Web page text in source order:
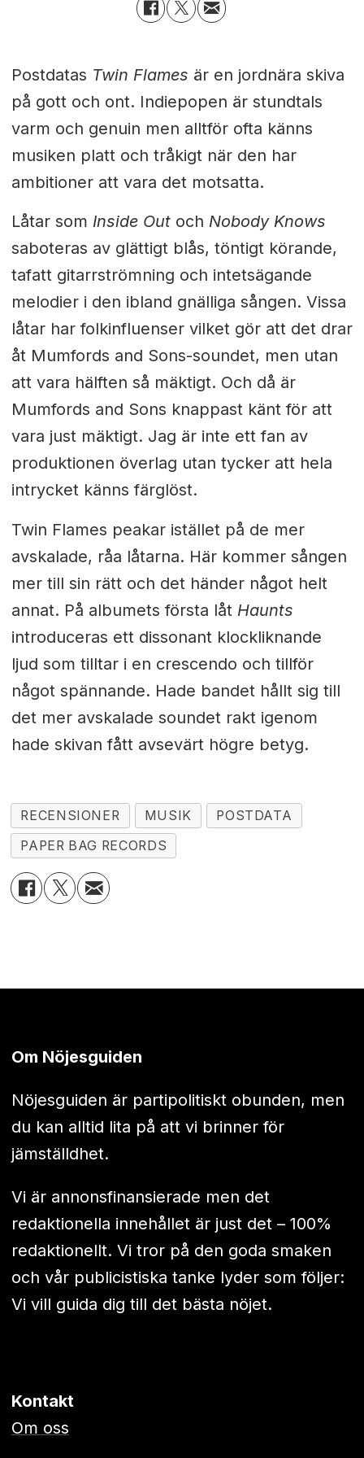
Postdatas Twin Flames är en jordnära skiva
på gott och ont. Indiepopen är stundtals
varm och genuin men alltför ofta känns
musiken platt och tråkigt när den har
ambitioner att vara det motsatta.
Låtar som Inside Outoch Nobody Knows
saboteras av glättigt blås, töntigt körande,
tafatt gitarrströmning och intetsägande
melodier i den ibland gnälliga sången. Vissa
låtar har folkinfluenser vilket gör att det drar
åt Mumfords and Sons-soundet, men utan
att vara hälften så mäktigt. Och då är
Mumfords and Sons knappast känt för att
vara just mäktigt. Jag är inte ett fan av
produktionen överlag utan tycker att hela
intrycket känns färglöst.
Twin Flames peakar istället på de mer
avskalade, råa låtarna. Här kommer sången
mer till sin rätt och det händer något helt
annat. På albumets första låt Haunts
introduceras ett dissonant klockliknande
ljud som tilltar i en crescendo och tillför
något spännande. Hade bandet hållt sig till
det mer avskalade soundet rakt igenom
hade skivan fått avsevärt högre betyg.
RECENSIONER MUSIK
POSTDATA
PAPER BAG RECORDS
Om Nöjesguiden
Nöjesguiden är partipolitiskt obunden, men
du kan alltid lita på att vi brinner för
jämställdhet.
Vi är annonsfinansierade men det
redaktionella innehållet är just det – 100%
redaktionellt. Vi tror på den goda smaken
och vår publicistiska tanke lyder som följer:
Vi vill guida dig till det bästa nöjet.
Kontakt
Om oss